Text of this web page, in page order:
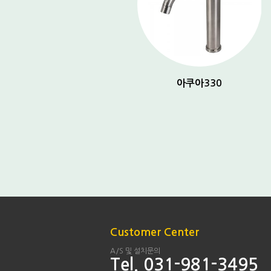
아쿠아330
Customer Center
A/S 및 설치문의
Tel. 031-981-3495